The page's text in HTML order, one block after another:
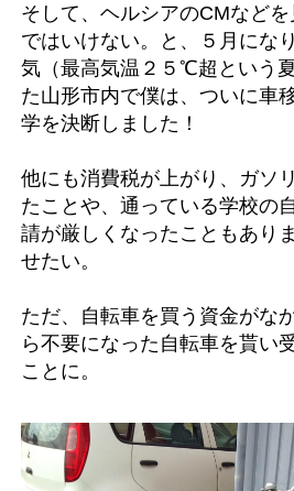
そして、ヘルシアのCMなど
ではいけない。と、５月にな
気（最高気温２５℃超という
た山形市内で僕は、ついに車
学を決断しました！
他にも消費税が上がり、ガソ
たことや、通っている学校の
請が厳しくなったこともあり
せたい。
ただ、自転車を買う資金がな
ら不要になった自転車を貰い
ことに。